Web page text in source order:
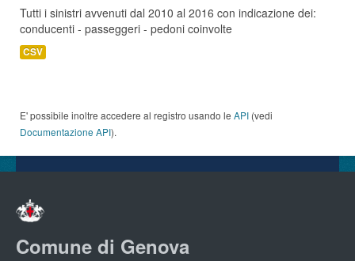
Tutti i sinistri avvenuti dal 2010 al 2016 con indicazione dei:
conducenti - passeggeri - pedoni coinvolte
CSV
E' possibile inoltre accedere al registro usando le API (vedi
Documentazione API).
Comune di Genova